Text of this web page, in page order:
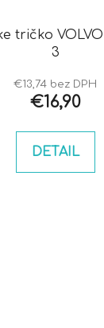
tričko
3
€13,74 bez DPH
€16,90
DETAIL